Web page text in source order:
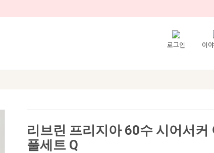
로그인 이
리브린 프리지아 60수 시어서커
풀세트 Q